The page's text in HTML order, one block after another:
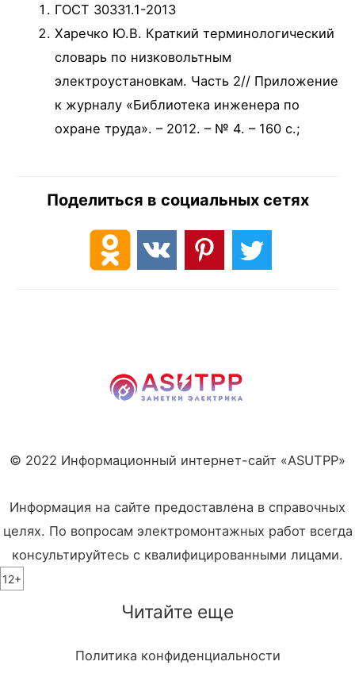
ГОСТ 30331.1-2013
Харечко Ю.В. Краткий терминологический
словарь по низковольтным
электроустановкам. Часть 2// Приложение
к журналу «Библиотека инженера по
охране труда». – 2012. – № 4. – 160 c.;
Поделиться в социальных сетях
© 2022 Информационный интернет-сайт «ASUTPP»
Информация на сайте предоставлена в справочных
целях. По вопросам электромонтажных работ всегда
консультируйтесь с квалифицированными лицами.
12+
Читайте еще
Политика конфиденциальности